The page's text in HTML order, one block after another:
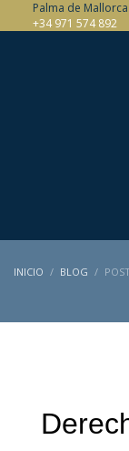
Palma de Mallorca
+34 971 574 892
INICIO BLOG